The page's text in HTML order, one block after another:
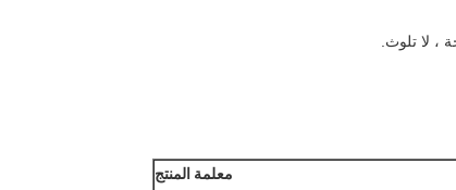
، لا تلوث.
معلمة المنتج